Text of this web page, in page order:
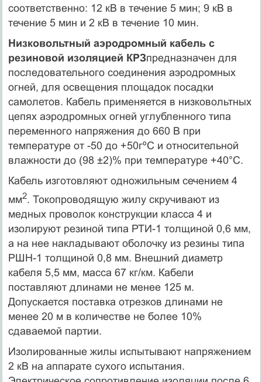
соответственно: 12 кВ в течение 5 мин; 9 кВ в
течение 5 мин и 2 кВ в течение 10 мин.
Низковольтный аэродромный кабель с
резиновой изоляцией КРЗпредназначен для
последовательного соединения аэродромных
огней, для освещения площадок посадки
самолетов. Кабель применяется в низковольтных
цепях аэродромных огней углубленного типа
переменного напряжения до 660 В при
температуре от -50 до +50гºС и относительной
влажности до (98 ±2)% при температуре +40°С.
Кабель изготовляют одножильным сечением 4
мм2. Токопроводящую жилу скручивают из
медных проволок конструкции класса 4 и
изолируют резиной типа РТИ-1 толщиной 0,6 мм,
а на нее накладывают оболочку из резины типа
РШН-1 толщиной 0,8 мм. Внешний диаметр
кабеля 5,5 мм, масса 67 кг/км. Кабели
поставляют длинами не менее 125 м.
Допускается поставка отрезков длинами не
менее 20 м в количестве не более 10%
сдаваемой партии.
Изолированные жилы испытывают напряжением
2 кВ на аппарате сухого испытания.